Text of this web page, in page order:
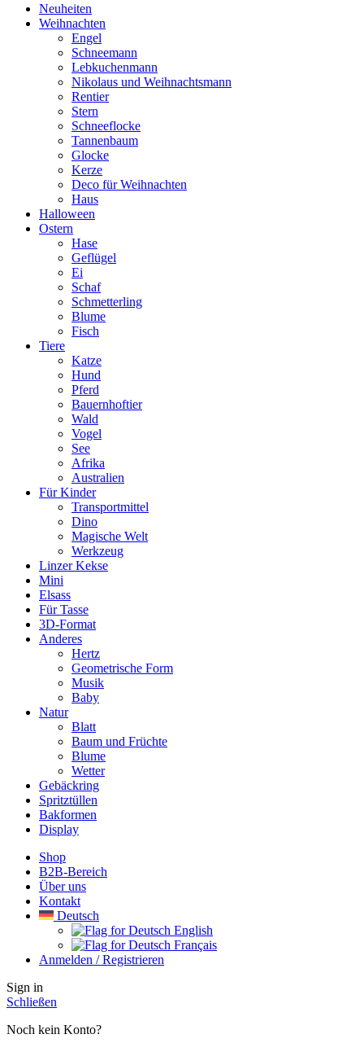
Neuheiten
Weihnachten
Engel
Schneemann
Lebkuchenmann
Nikolaus und Weihnachtsmann
Rentier
Stern
Schneeflocke
Tannenbaum
Glocke
Kerze
Deco für Weihnachten
Haus
Halloween
Ostern
Hase
Geflügel
Ei
Schaf
Schmetterling
Blume
Fisch
Tiere
Katze
Hund
Pferd
Bauernhoftier
Wald
Vogel
See
Afrika
Australien
Für Kinder
Transportmittel
Dino
Magische Welt
Werkzeug
Linzer Kekse
Mini
Elsass
Für Tasse
3D-Format
Anderes
Hertz
Geometrische Form
Musik
Baby
Natur
Blatt
Baum und Früchte
Blume
Wetter
Gebäckring
Spritztüllen
Bakformen
Display
Shop
B2B-Bereich
Über uns
Kontakt
Deutsch
English
Français
Anmelden / Registrieren
Sign in
Schließen
Noch kein Konto?